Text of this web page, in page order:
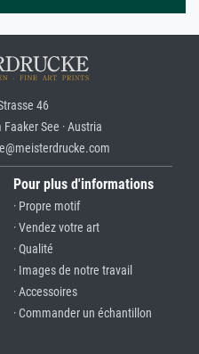
46
See · Austria
Pour plus d'informations
· Propre motif
· Vendez votre art
· Qualité
· Images de notre travail
· Accessoires
· Commander un échantillon